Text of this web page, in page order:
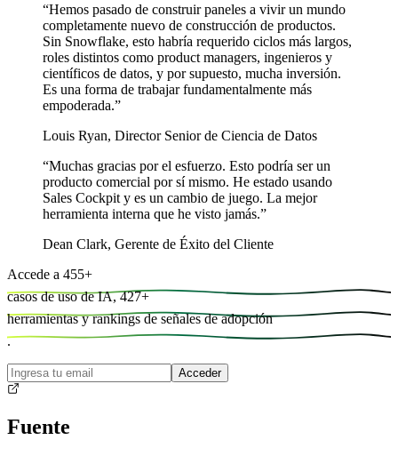
“Hemos pasado de construir paneles a vivir un mundo
completamente nuevo de construcción de productos.
Sin Snowflake, esto habría requerido ciclos más largos,
roles distintos como product managers, ingenieros y
científicos de datos, y por supuesto, mucha inversión.
Es una forma de trabajar fundamentalmente más
empoderada.”
Louis Ryan, Director Senior de Ciencia de Datos
“Muchas gracias por el esfuerzo. Esto podría ser un
producto comercial por sí mismo. He estado usando
Sales Cockpit y es un cambio de juego. La mejor
herramienta interna que he visto jamás.”
Dean Clark, Gerente de Éxito del Cliente
Accede a 455+
casos de uso de IA, 427+
herramientas y rankings de señales de adopción
.
Acceder
Fuente